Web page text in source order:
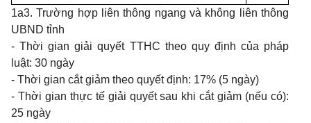
1a3. Trường hợp liên thông ngang và không liên thông
UBND tỉnh
- Thời gian giải quyết TTHC theo quy định của pháp
luật: 30 ngày
- Thời gian cắt giảm theo quyết định: 17% (5 ngày)
- Thời gian thực tế giải quyết sau khi cắt giảm (nếu có):
25 ngày